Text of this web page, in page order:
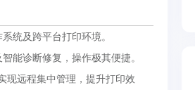
统及跨平台打印环境。
能诊断修复，操作极其便捷。
现远程集中管理，提升打印效